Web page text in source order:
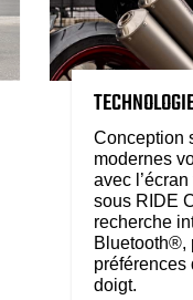
Conception
modernes
avec
sous RIDE
recherche
Bluetooth®,
préférences
doigt.